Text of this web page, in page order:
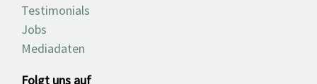
Testimonials
Jobs
Mediadaten
Folgt uns auf